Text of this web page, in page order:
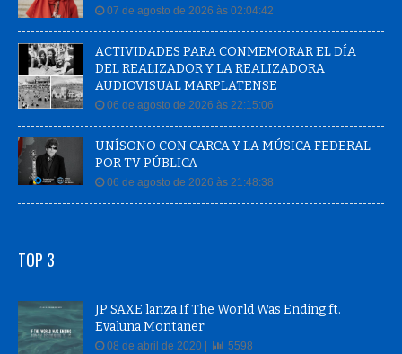
07 de agosto de 2026 às 02:04:42
ACTIVIDADES PARA CONMEMORAR EL DÍA
DEL REALIZADOR Y LA REALIZADORA
AUDIOVISUAL MARPLATENSE
06 de agosto de 2026 às 22:15:06
UNÍSONO CON CARCA Y LA MÚSICA FEDERAL
POR TV PÚBLICA
06 de agosto de 2026 às 21:48:38
TOP 3
JP SAXE lanza If The World Was Ending ft.
Evaluna Montaner
08 de abril de 2020 | 5598